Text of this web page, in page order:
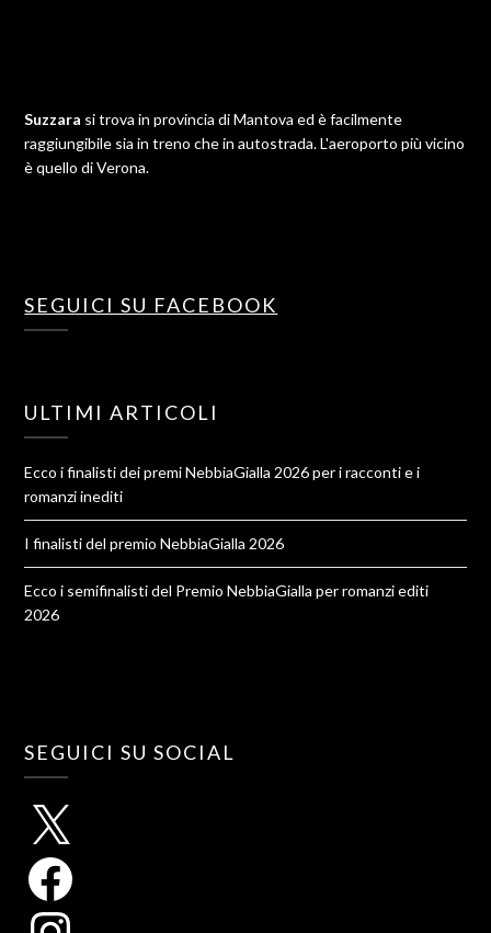
Suzzara si trova in provincia di Mantova ed è facilmente
raggiungibile sia in treno che in autostrada. L'aeroporto più vicino
è quello di Verona.
SEGUICI SU FACEBOOK
ULTIMI ARTICOLI
Ecco i finalisti dei premi NebbiaGialla 2026 per i racconti e i
romanzi inediti
I finalisti del premio NebbiaGialla 2026
Ecco i semifinalisti del Premio NebbiaGialla per romanzi editi
2026
SEGUICI SU SOCIAL